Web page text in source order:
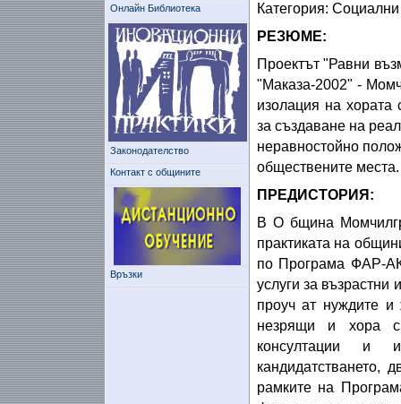
Онлайн Библиотека
Законодателство
Контакт с общините
Връзки
Категория:
РЕЗЮМЕ:
Проектът "Равни
"Маказа-2002" -
изолация на хората
за създаване на
неравностойно
обществените места.
ПРЕДИСТОРИЯ:
В О бщина
практиката на
по Програма ФАР-
услуги за
проуч ат нуждите и
незрящи и хора с
консултации и
кандидатстването,
рамките на